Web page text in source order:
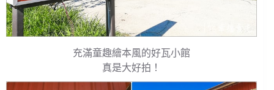
充滿童趣繪本風的好瓦小館
真是大好拍！